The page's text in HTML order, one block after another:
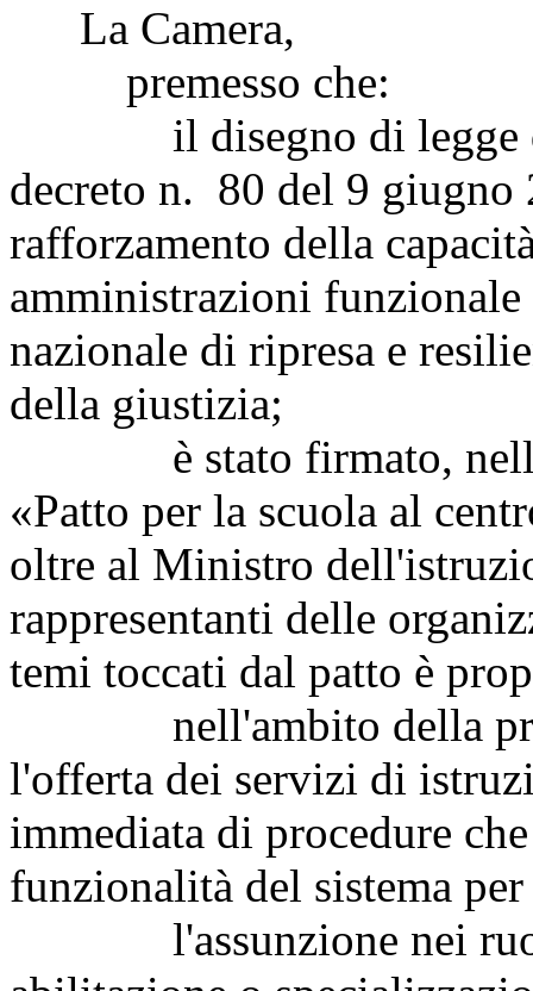
La Camera,
premesso che:
il disegno di legge di
decreto n. 80 del 9 giugno
rafforzamento della
amministrazioni
nazionale di ripresa e
della giustizia;
è stato firmato, nella
«Patto per la scuola al
oltre al Ministro
rappresentanti delle
temi toccati dal patto è
nell'ambito della
l'offerta dei servizi di
immediata di procedure
funzionalità del sistema
l'assunzione nei ruoli